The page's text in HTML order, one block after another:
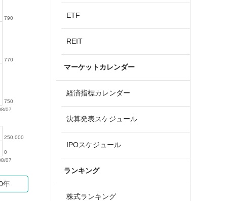
07
750
770
790
07
0
250,000
年
ETF
REIT
マーケットカレンダー
経済指標カレンダー
決算発表スケジュール
IPOスケジュール
ランキング
株式ランキング